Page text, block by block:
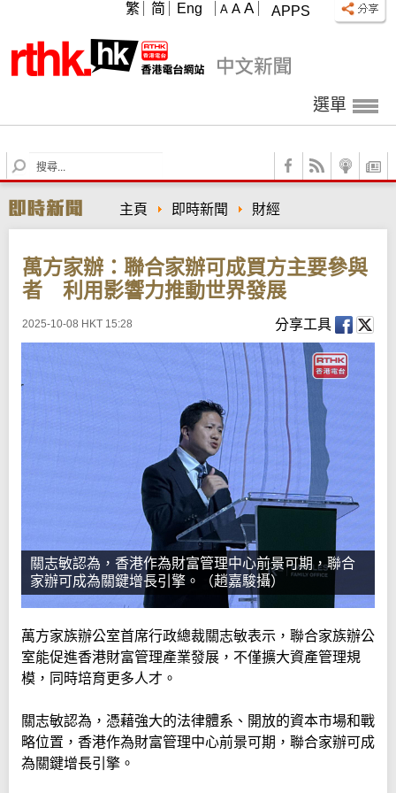
APPS
A A A
繁 简 Eng
選單
S
e
r
c
主頁 即時新聞 財經
萬方家辦：聯合家辦可成買方主要參與
者 利用影響力推動世界發展
2025-10-08 HKT 15:28 分享工具
關志敏認為，香港作為財富管理中心前景可期，聯合
家辦可成為關鍵增長引擎。（趙嘉駿攝）
萬方家族辦公室首席行政總裁關志敏表示，聯合家族辦公
室能促進香港財富管理產業發展，不僅擴大資產管理規
模，同時培育更多人才。
關志敏認為，憑藉強大的法律體系、開放的資本市場和戰
略位置，香港作為財富管理中心前景可期，聯合家辦可成
為關鍵增長引擎。